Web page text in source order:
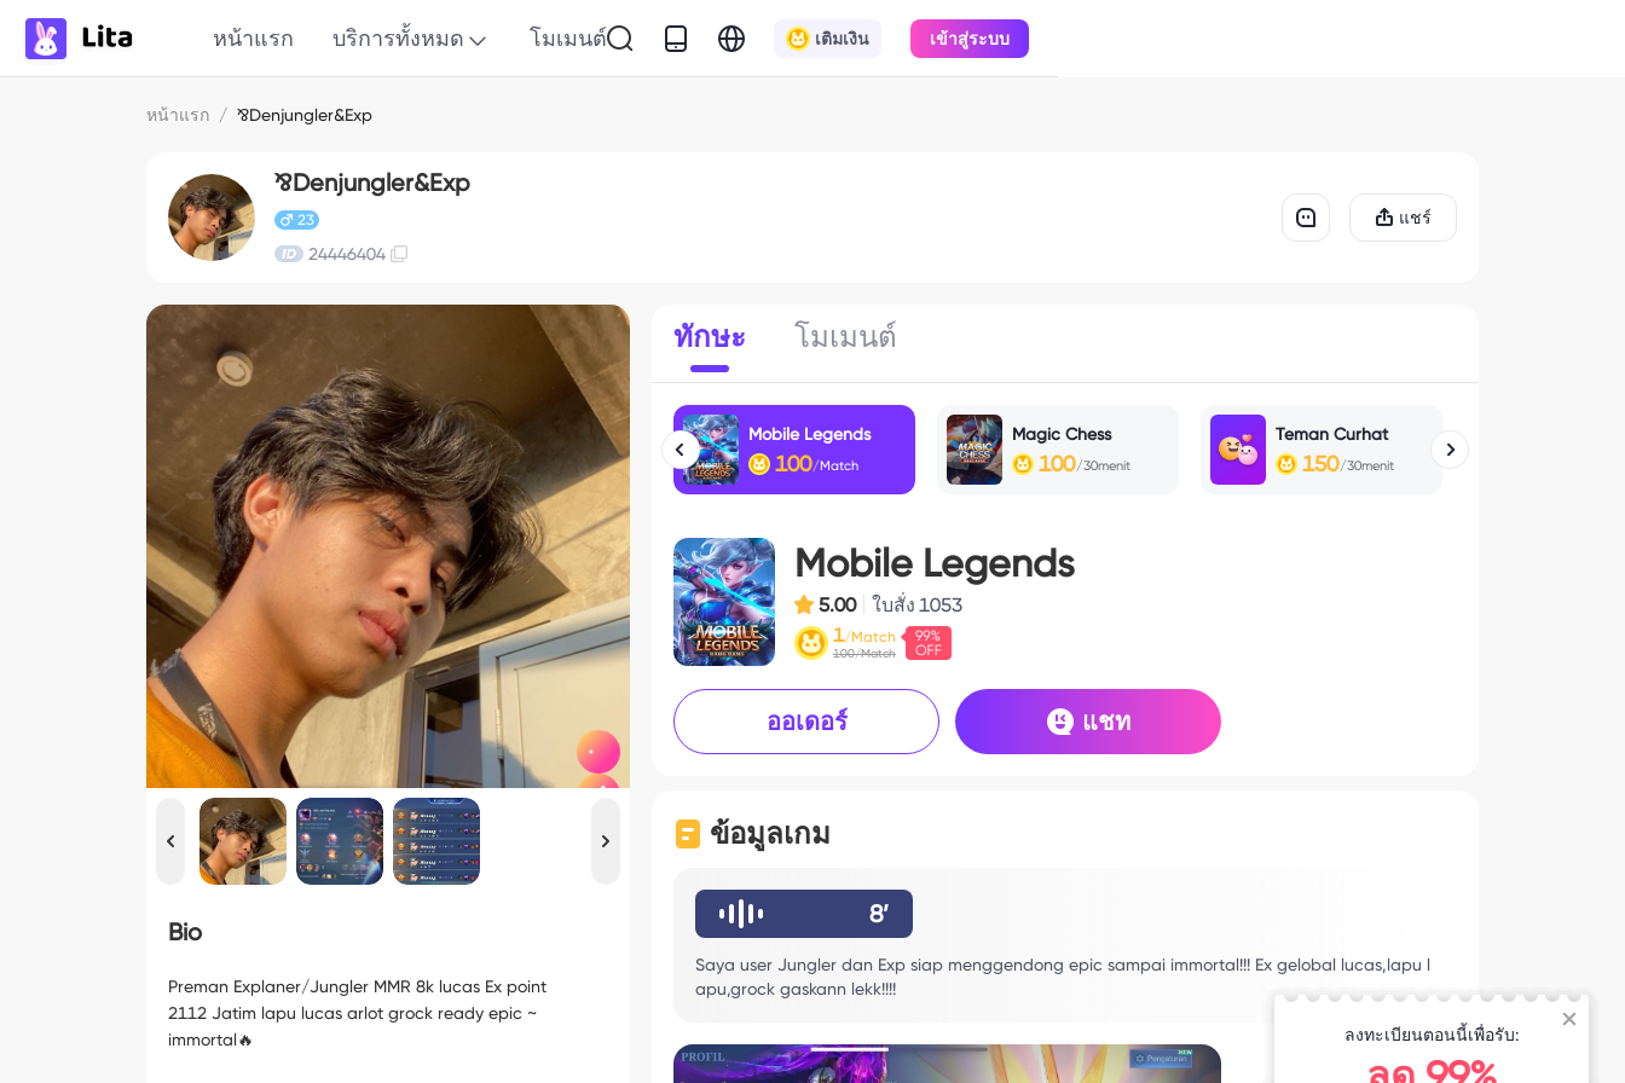
หน้าแรก บริการทั้งหมด โมเมนต์ เติมเงิน เข้าสู่ระบบ
หน้าแรก / ⅋Denjungler&Exp
⅋Denjungler&Exp
23
24446404
แชร์
Bio
Preman Explaner/Jungler MMR 8k lucas Ex point
2112 Jatim lapu lucas arlot grock ready epic ~
immortal🔥
ทักษะ โมเมนต์
Mobile Legends
100/Match
Magic Chess
100/30menit
Teman Curhat
150/30menit
Mobile Legends
5.00 ใบสั่ง 1053
1/Match
100/Match
ออเดอร์ แชท
ข้อมูลเกม
8’
Saya user Jungler dan Exp siap menggendong epic sampai immortal!!! Ex gelobal lucas,lapu l
apu,grock gaskann lekk!!!!
ลงทะเบียนตอนนี้เพื่อรับ: